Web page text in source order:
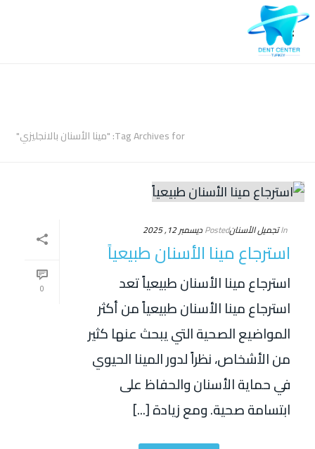
Tag Archives for: "مينا الأسنان بالانجليزي"
0
Inتجميل الأسنانPostedديسمبر 12, 2025
استرجاع مينا الأسنان طبيعياً
استرجاع مينا الأسنان طبيعياً تعد
استرجاع مينا الأسنان طبيعياً من أكثر
المواضيع الصحية التي يبحث عنها كثير
من الأشخاص، نظراً لدور المينا الحيوي
في حماية الأسنان والحفاظ على
ابتسامة صحية. ومع زيادة [...]